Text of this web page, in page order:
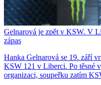
Gelnarová je zpět v KSW. V
zápas
Hanka Gelnarová se 19. září
KSW 121 v Liberci. Po těsné
organizaci, soupeřku zatím